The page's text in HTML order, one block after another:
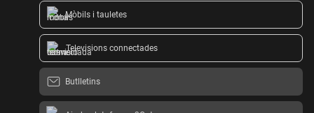
Mòbils i tauletes
Televisions connectades
Butlletins